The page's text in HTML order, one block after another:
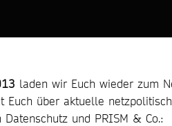
laden wir Euch wieder zum
über aktuelle
und PRISM & Co.: